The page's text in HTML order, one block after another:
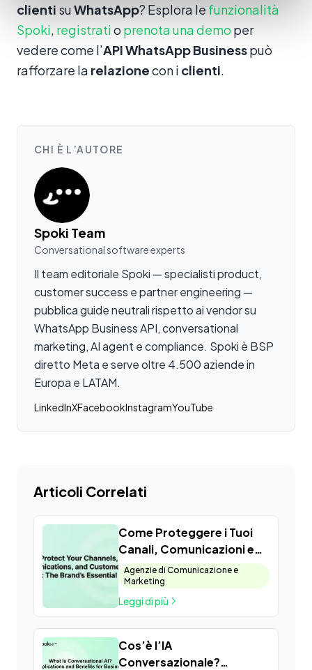
clienti su WhatsApp? Esplora le funzionalità
Spoki, registratio prenota una demo per
vedere come l’API WhatsApp Businesspuò
rafforzare la relazionecon i clienti.
CHI È L’AUTORE
Spoki Team
Conversational software experts
Il team editoriale Spoki — specialisti product,
customer success e partner engineering —
pubblica guide neutrali rispetto ai vendor su
WhatsApp Business API, conversational
marketing, AI agent e compliance. Spoki è BSP
diretto Meta e serve oltre 4.500 aziende in
Europa e LATAM.
LinkedInXFacebookInstagramYouTube
Articoli Correlati
Come Proteggere i Tuoi
Canali, Comunicazioni e
Clienti dagli Attacchi
Hacker: Il Ruolo Essenziale
del Brand
Agenzie di Comunicazione e
Marketing
Leggi di più
Cos’è l’IA
Conversazionale?